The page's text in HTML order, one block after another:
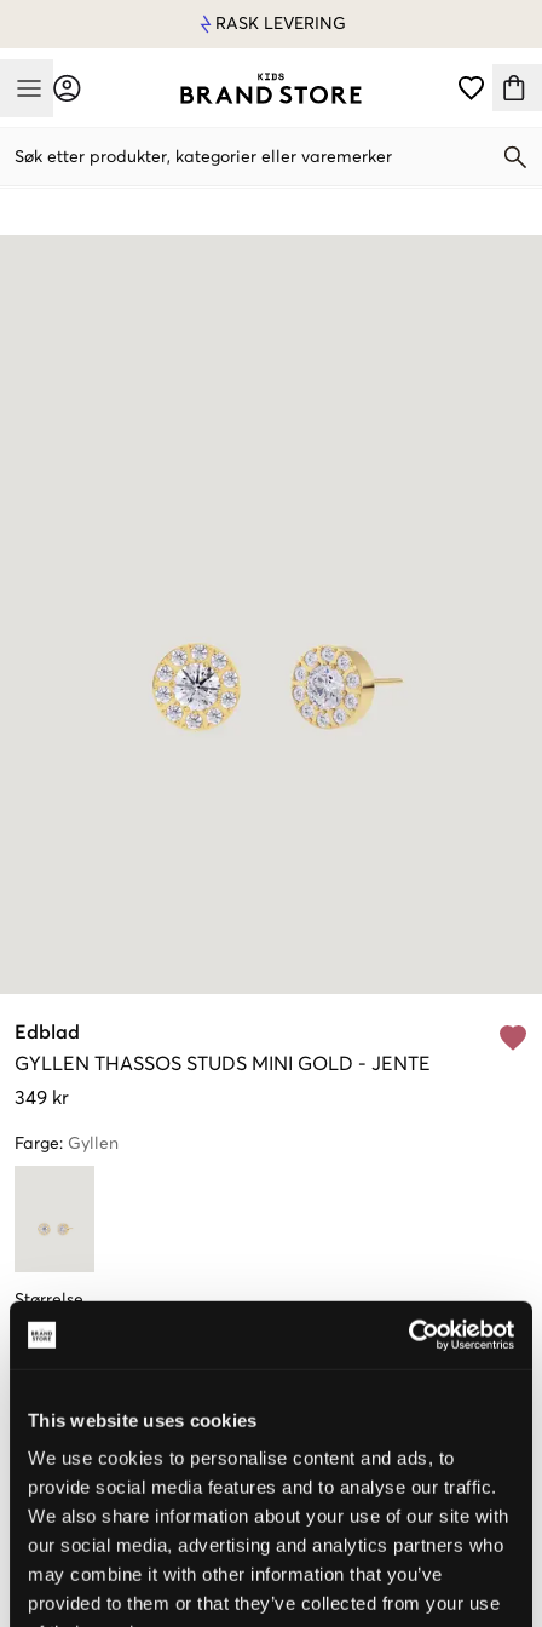
This website uses cookies
We use cookies to personalise content and ads, to
provide social media features and to analyse our traffic.
We also share information about your use of our site with
our social media, advertising and analytics partners who
may combine it with other information that you’ve
provided to them or that they’ve collected from your use
RASK LEVERING
Mobile Menu
Søk etter produkter, kategorier eller varemerker
Edblad
GYLLEN THASSOS STUDS MINI GOLD - JENTE
349 kr
Farge: Gyllen
Størrelse
igjen
Opplevd størrelse